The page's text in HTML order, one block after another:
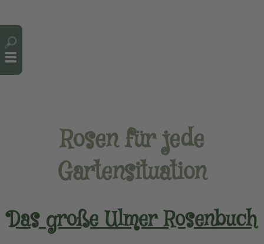
Rosen für jede
Gartensituation
Das große Ulmer Rosenbuch